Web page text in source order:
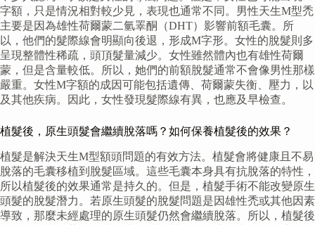
字額，只是情況相對較少見，表現也通常不同。男性天生M型禿
主要是因為雄性荷爾蒙二氫睪酮（DHT）影響前額毛囊。所
以，他們的髮際線會明顯向後退，形成M字形。女性的脫髮則多
呈現整體性稀疏，頭頂髮量減少。女性雖然體內也有雄性荷爾
蒙，但是含量較低。所以，她們的前額脫髮通常不會像男性那樣
嚴重。女性M字額的成因可能包括遺傳、荷爾蒙失衡、壓力，以
及其他疾病。因此，女性發現髮際線有異，也應及早檢查。
植髮後，原生頭髮會繼續脫落嗎？如何保養植髮後的效果？
植髮是解決天生M型額頭問題的有效方法。植髮會將健康且不易
脫落的毛囊移植到脫髮區域。這些毛囊本身具有抗脫落的特性，
所以植髮後的效果通常是持久的。但是，植髮手術不能改變原生
頭髮的脫髮潛力。若原生頭髮的脫髮問題是因雄性禿或其他因素
導致，那麼未經處理的原生頭髮仍然會繼續脫落。所以，植髮後